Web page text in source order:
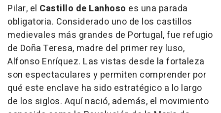
Pilar, el Castillo de Lanhoso es una parada
obligatoria. Considerado uno de los castillos
medievales más grandes de Portugal, fue refugio
de Doña Teresa, madre del primer rey luso,
Alfonso Enríquez. Las vistas desde la fortaleza
son espectaculares y permiten comprender por
qué este enclave ha sido estratégico a lo largo
de los siglos. Aquí nació, además, el movimiento